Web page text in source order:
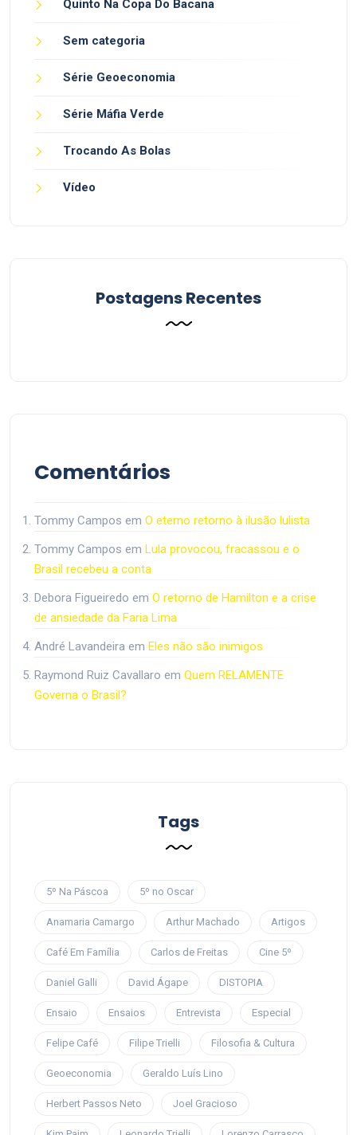
Quinto Na Copa Do Bacana
Sem categoria
Série Geoeconomia
Série Máfia Verde
Trocando As Bolas
Vídeo
Postagens Recentes
Comentários
Tommy Campos em O eterno retorno à ilusão lulista
Tommy Campos em Lula provocou, fracassou e o
Brasil recebeu a conta
Debora Figueiredo em O retorno de Hamilton e a crise
de ansiedade da Faria Lima
André Lavandeira em Eles não são inimigos
Raymond Ruiz Cavallaro em Quem RELAMENTE
Governa o Brasil?
Tags
5º Na Páscoa 5º no Oscar
Anamaria Camargo Arthur Machado Artigos
Café Em Família Carlos de Freitas Cine 5º
Daniel Galli David Ágape DISTOPIA
Ensaio Ensaios Entrevista Especial
Felipe Café Filipe Trielli Filosofia & Cultura
Geoeconomia Geraldo Luís Lino
Herbert Passos Neto Joel Gracioso